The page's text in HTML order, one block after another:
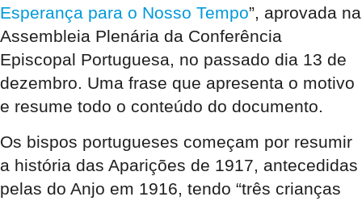
Esperança para o Nosso Tempo”, aprovada na
Assembleia Plenária da Conferência
Episcopal Portuguesa, no passado dia 13 de
dezembro. Uma frase que apresenta o motivo
e resume todo o conteúdo do documento.
Os bispos portugueses começam por resumir
a história das Aparições de 1917, antecedidas
pelas do Anjo em 1916, tendo “três crianças